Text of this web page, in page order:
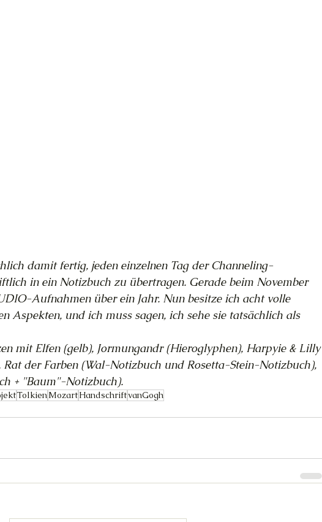
damit fertig, jeden einzelnen Tag der Channeling-
in ein Notizbuch zu übertragen. Gerade beim November
Aufnahmen über ein Jahr. Nun besitze ich acht volle
Aspekten, und ich muss sagen, ich sehe sie tatsächlich als
mit Elfen (gelb), Jormungandr (Hieroglyphen), Harpyie & Lilly
der Farben (Wal-Notizbuch und Rosetta-Stein-Notizbuch),
+ "Baum"-Notizbuch).
TolkienMozartHandschriftvanGogh